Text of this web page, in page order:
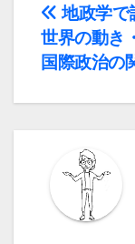
投
稿
ナ
ゲ
ー
地政学で
世界の動き
国際政治の